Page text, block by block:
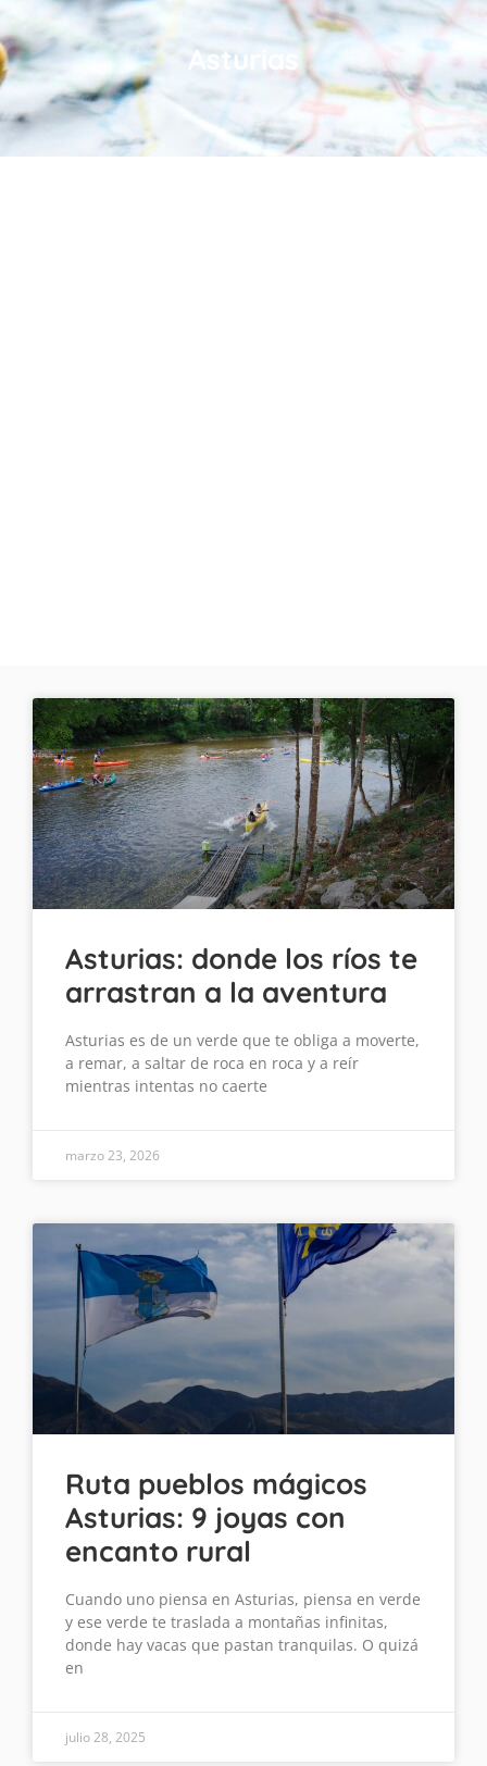
Asturias
Asturias: donde los ríos te
arrastran a la aventura
Asturias es de un verde que te obliga a moverte,
a remar, a saltar de roca en roca y a reír
mientras intentas no caerte
marzo 23, 2026
Ruta pueblos mágicos
Asturias: 9 joyas con
encanto rural
Cuando uno piensa en Asturias, piensa en verde
y ese verde te traslada a montañas infinitas,
donde hay vacas que pastan tranquilas. O quizá
en
julio 28, 2025